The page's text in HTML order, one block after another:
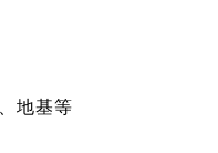
地基等